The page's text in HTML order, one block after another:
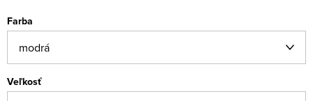
Farba
Veľkosť